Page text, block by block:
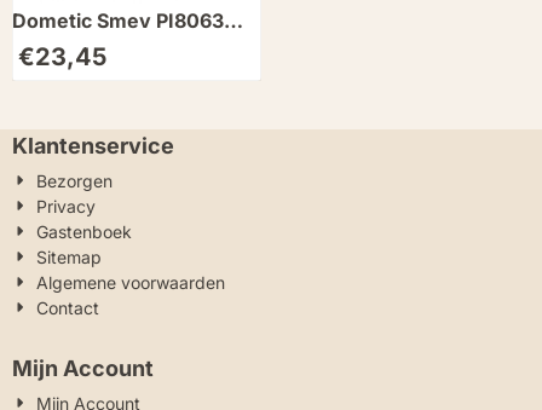
Dometic Smev PI8063
Ontstekings Kaars
€23,45
Klantenservice
Bezorgen
Privacy
Gastenboek
Sitemap
Algemene voorwaarden
Contact
Mijn Account
Mijn Account